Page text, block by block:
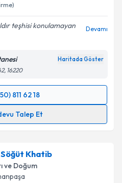
teşhisi konulamayan
Devamı
Haritada Göster
16220
811 62 18
Talep Et
e-posta ile bilgilendireceğiz.
Khatib
ve Doğum